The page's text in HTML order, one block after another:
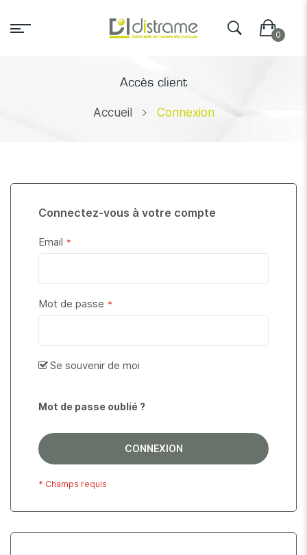
Accès client
Accueil Connexion
Connectez-vous à votre compte
Email
Mot de passe
Se souvenir de moi
Mot de passe oublié ?
CONNEXION